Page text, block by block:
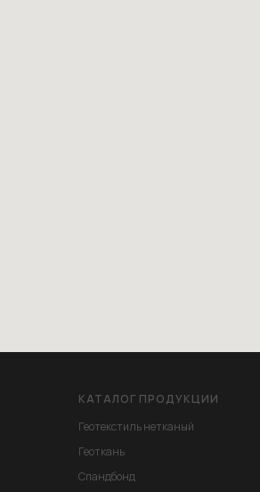
КАТАЛОГ ПРОДУКЦИИ
Геотекстиль нетканый
Геоткань
Спандбонд